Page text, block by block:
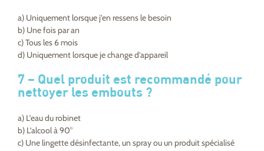
a) Uniquement lorsque j’en ressens le besoin
b) Une fois par an
c) Tous les 6 mois
d) Uniquement lorsque je change d’appareil
7 – Quel produit est recommandé pour
nettoyer les embouts ?
a) L’eau du robinet
b) L’alcool à 90°
c) Une lingette désinfectante, un spray ou un produit spécialisé